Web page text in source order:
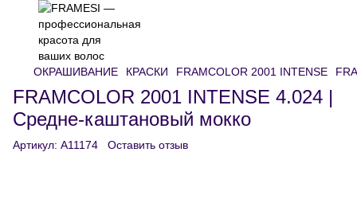
ОКРАШИВАНИЕ КРАСКИ FRAMCOLOR 2001 INTENSE
FRAMCOLOR 2001 INTENSE 4.024 |
Средне-каштановый мокко
Артикул: A11174 Оставить отзыв